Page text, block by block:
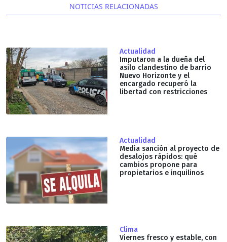
NOTICIAS RELACIONADAS
Actualidad
Imputaron a la dueña del
asilo clandestino de barrio
Nuevo Horizonte y el
encargado recuperó la
libertad con restricciones
Actualidad
Media sanción al proyecto de
desalojos rápidos: qué
cambios propone para
propietarios e inquilinos
Clima
Viernes fresco y estable, con